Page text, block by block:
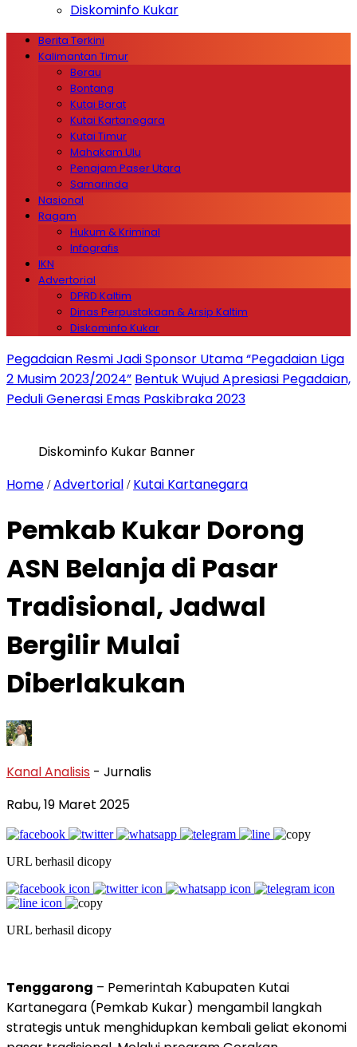
Diskominfo Kukar
Berita Terkini
Kalimantan Timur
Berau
Bontang
Kutai Barat
Kutai Kartanegara
Kutai Timur
Mahakam Ulu
Penajam Paser Utara
Samarinda
Nasional
Ragam
Hukum & Kriminal
Infografis
IKN
Advertorial
DPRD Kaltim
Dinas Perpustakaan & Arsip Kaltim
Diskominfo Kukar
Pegadaian Resmi Jadi Sponsor Utama “Pegadaian Liga
2 Musim 2023/2024” Bentuk Wujud Apresiasi Pegadaian,
Peduli Generasi Emas Paskibraka 2023
Diskominfo Kukar Banner
Home /Advertorial / Kutai Kartanegara
Pemkab Kukar Dorong
ASN Belanja di Pasar
Tradisional, Jadwal
Bergilir Mulai
Diberlakukan
Kanal Analisis - Jurnalis
Rabu, 19 Maret 2025
URL berhasil dicopy
URL berhasil dicopy
Tenggarong – Pemerintah Kabupaten Kutai
Kartanegara (Pemkab Kukar) mengambil langkah
strategis untuk menghidupkan kembali geliat ekonomi